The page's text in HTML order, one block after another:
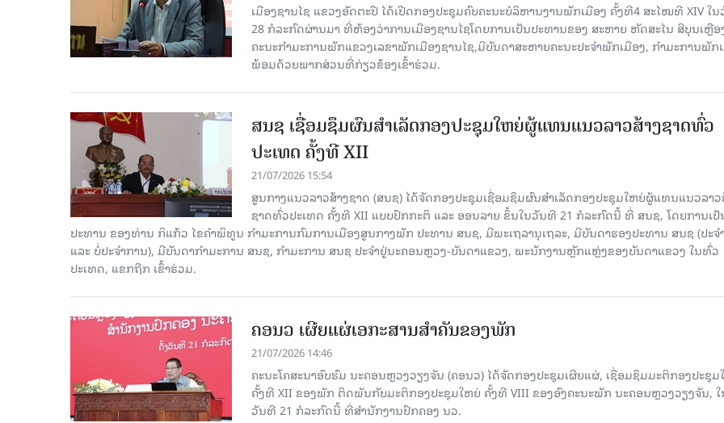
ເມືອງຊານໄຊ ແຂວງອັດຕະປື ໄດ້ເປີດກອງປະຊຸມຄົບຄະນະບໍລິຫານງານພັກເມືອງ ຄັ້ງທີ4 ສະໄໝທີ XIV ໃ
28 ກໍ​ລະ​ກົດ​ຜ່ານ​ມາ ທີ່ຫ້ອງວ່າການເມືອງຊານໄຊໂດຍການເປັນປະທານຂອງ ສະຫາຍ ຫັດສະໄນ ສີບຸນເຫຼືອ
ຄະນະກຳມະການພັກແຂວງເລຂາພັກເມືອງຊານໄຊ,ມີບັນດາສະຫາຍຄະນະປະຈຳພັກເມືອງ, ກຳມະການພັກ
ພ້ອມດ້ວຍພາກສ່ວນທີ່ກ່ຽວຂ້ອງເຂົ້າຮ່ວມ.
ສນຊ ເຊື່ອມຊຶມຜົນສໍາເລັດກອງປະຊຸມໃຫຍ່ຜູ້ແທນແນວລາວສ້າງຊາດທົ່ວ
ປະເທດ ຄັ້ງທີ XII
21/07/2026 15:54
ສູນກາງແນວລາວສ້າງຊາດ (ສນຊ) ໄດ້ຈັດກອງປະຊຸມເຊື່ອມຊຶມຜົນສໍາເລັດກອງປະຊຸມໃຫຍ່ຜູ້ແທນແນວລາວ
ຊາດທົ່ວປະເທດ ຄັ້ງທີ XII ແບບປົກກະຕິ ແລະ ອອນລາຍ ຂຶ້ນໃນວັນທີ 21 ກໍລະກົດນີ້ ທີ່ ສນຊ, ໂດຍການເປັ
ປະທານ ຂອງທ່ານ ກິແກ້ວ ໄຂຄໍາພິທູນ ກໍາມະການກົມການເມືອງສູນກາງພັກ ປະທານ ສນຊ, ມີພະເຖລານຸເຖລະ, ມີບັນດາຮອງປະທານ ສນຊ (ປະຈ
ແລະ ບໍ່ປະຈຳການ), ມີບັນດາກຳມະການ ສນຊ, ກໍາມະການ ສນຊ ປະຈໍາຢູ່ນະຄອນຫຼວງ-ບັນດາແຂວງ, ພະນັກງານຫຼັກແຫຼ່ງຂອງບັນດາແຂວງ ໃນທົ່ວ
ປະເທດ, ແຂກຖືກ ເຂົ້າຮ່ວມ.
ຄອນວ ເຜີຍແຜ່ເອກະສານສໍາຄັນຂອງພັກ
21/07/2026 14:46
ຄະນະໂຄສະນາອົບຮົມ ນະຄອນຫຼວງວຽງຈັນ (ຄອນວ) ໄດ້ຈັດກອງປະຊຸມເຜີຍແຜ່, ເຊື່ອມຊຶມມະຕິກອງປະຊຸ
ຄັ້ງທີ XII ຂອງພັກ ຕິດພັນກັບມະຕິກອງປະຊຸມໃຫຍ່ ຄັ້ງທີ VIII ຂອງອົງຄະນະພັກ ນະຄອນຫຼວງວຽງຈັນ,
ວັນທີ 21 ກໍລະກົດນີ້ ທີ່ສໍານັກງານປົກຄອງ ນວ.